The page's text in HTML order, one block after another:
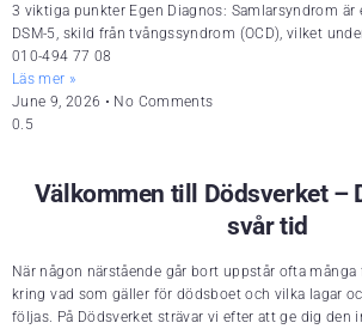
3 viktiga punkter Egen Diagnos: Samlarsyndrom är
DSM-5, skild från tvångssyndrom (OCD), vilket
010-494 77 08
Läs mer »
June 9, 2026
No Comments
Välkommen till Dödsverket –
svår tid
När någon närstående går bort uppstår ofta
kring vad som gäller för dödsboet och vilka lagar
följas. På Dödsverket strävar vi efter att ge dig den